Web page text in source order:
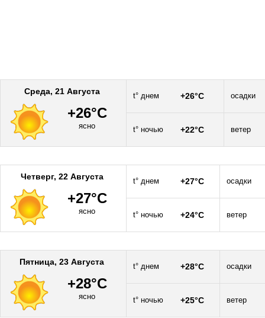
Среда, 21 Августа
+26°C
ясно
t° днем +26°C осадки
t° ночью +22°C ветер
Четверг, 22 Августа
+27°C
ясно
t° днем +27°C осадки
t° ночью +24°C ветер
Пятница, 23 Августа
+28°C
ясно
t° днем +28°C осадки
t° ночью +25°C ветер